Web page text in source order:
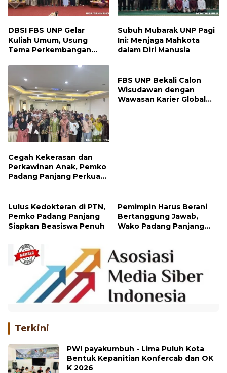
DBSI FBS UNP Gelar
Kuliah Umum, Usung
Tema Perkembangan
Subuh Mubarak UNP Pagi
Ini: Menjaga Mahkota
dalam Diri Manusia
Cegah Kekerasan dan
Perkawinan Anak, Pemko
Padang Panjang Perkuat
FBS UNP Bekali Calon
Wisudawan dengan
Wawasan Karier Global
Lulus Kedokteran di PTN,
Pemko Padang Panjang
Siapkan Beasiswa Penuh
Pemimpin Harus Berani
Bertanggung Jawab,
Wako Padang Panjang
Terkini
PWI payakumbuh - Lima Puluh Kota
Bentuk Kepanitian Konfercab dan OK
K 2026